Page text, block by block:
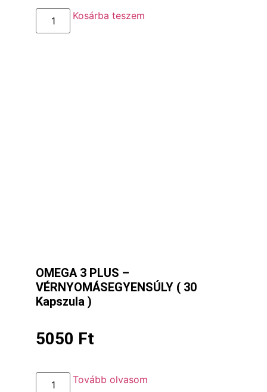
Kosárba teszem
OMEGA 3 PLUS –
VÉRNYOMÁSEGYENSÚLY ( 30
Kapszula )
5050 Ft
Tovább olvasom